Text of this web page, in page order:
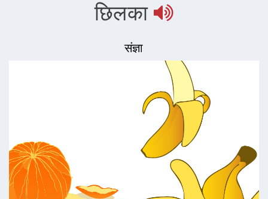
छिलका
संज्ञा